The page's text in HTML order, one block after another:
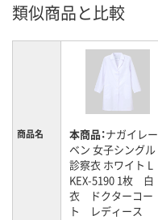
類似商品と比較
商品名 本商品：ナガイレー
ベン 女子シングル
診察衣 ホワイト L
KEX-5190 1枚 白
衣 ドクターコー
ト レディース